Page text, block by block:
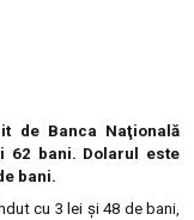
de Banca Naţională
62 bani. Dolarul este
bani.
cu 3 lei şi 48 de bani,